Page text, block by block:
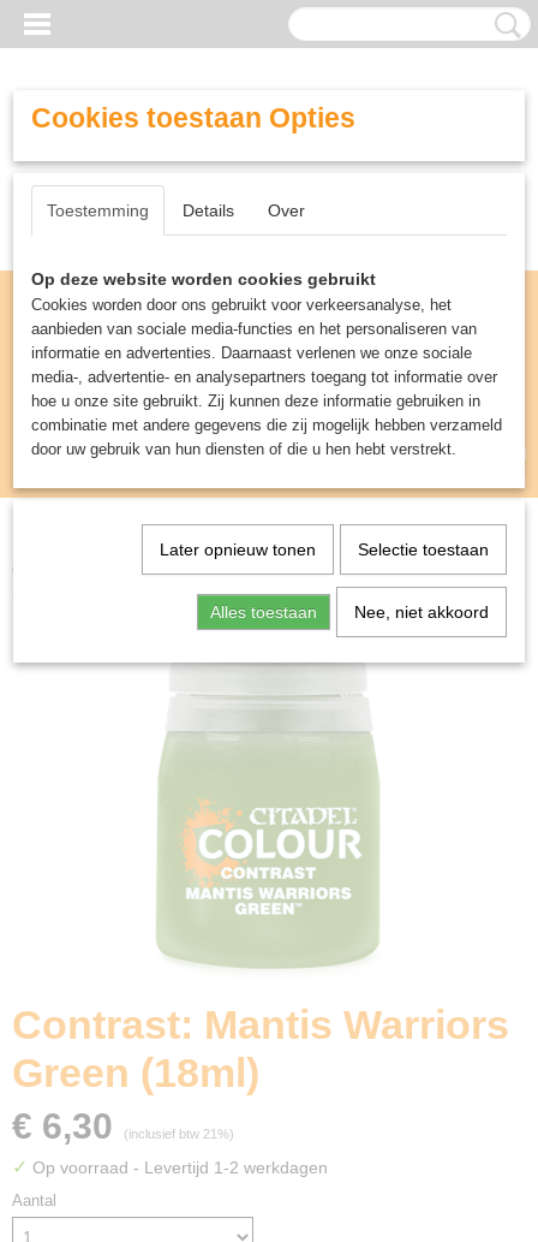
Inloggen Registreren
UW WINKELWAGEN
(0)
Miniature Gaming>Contrast: Mantis Warriors
Contrast: Mantis Warriors
Green (18ml)
€ 6,30 (inclusief btw 21%)
✓ Op voorraad - Levertijd 1-2 werkdagen
Aantal
Cookies toestaan Opties
Toestemming Details Over
Op deze website worden cookies gebruikt
Cookies worden door ons gebruikt voor verkeersanalyse, het
aanbieden van sociale media-functies en het personaliseren van
informatie en advertenties. Daarnaast verlenen we onze sociale
media-, advertentie- en analysepartners toegang tot informatie over
hoe u onze site gebruikt. Zij kunnen deze informatie gebruiken in
combinatie met andere gegevens die zij mogelijk hebben verzameld
door uw gebruik van hun diensten of die u hen hebt verstrekt.
Later opnieuw tonen Selectie toestaan
Alles toestaan Nee, niet akkoord